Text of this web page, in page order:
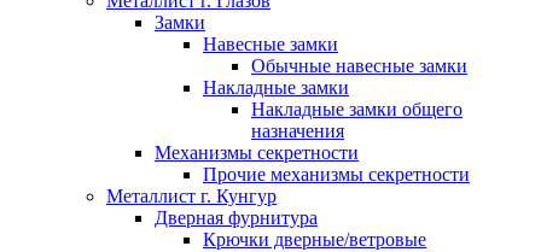
Замки
Навесные замки
Обычные навесные замки
Накладные замки
Накладные замки общего
назначения
Механизмы секретности
Прочие механизмы секретности
Металлист г. Кунгур
Дверная фурнитура
Крючки дверные/ветровые